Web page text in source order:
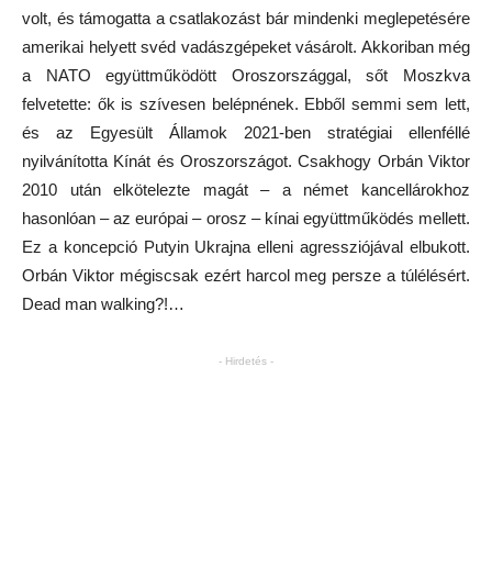
volt, és támogatta a csatlakozást bár mindenki meglepetésére
amerikai helyett svéd vadászgépeket vásárolt. Akkoriban még
a NATO együttműködött Oroszországgal, sőt Moszkva
felvetette: ők is szívesen belépnének. Ebből semmi sem lett,
és az Egyesült Államok 2021-ben stratégiai ellenféllé
nyilvánította Kínát és Oroszországot. Csakhogy Orbán Viktor
2010 után elkötelezte magát – a német kancellárokhoz
hasonlóan – az európai – orosz – kínai együttműködés mellett.
Ez a koncepció Putyin Ukrajna elleni agressziójával elbukott.
Orbán Viktor mégiscsak ezért harcol meg persze a túlélésért.
Dead man walking?!…
- Hirdetés -